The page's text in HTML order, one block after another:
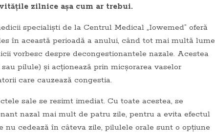
zilnice aşa cum ar trebui.
specialişti de la Centrul Medical „Iowemed” oferă
în această perioadă a anului, când tot mai multă lume
vorbesc despre decongestionantele nazale. Acestea
pilule) şi acţionează prin micşorarea vaselor
care cauzează congestia.
sale se resimt imediat. Cu toate acestea, se
nazal mai mult de patru zile, pentru a evita efectul
nu cedează în câteva zile, pilulele orale sunt o opţiune